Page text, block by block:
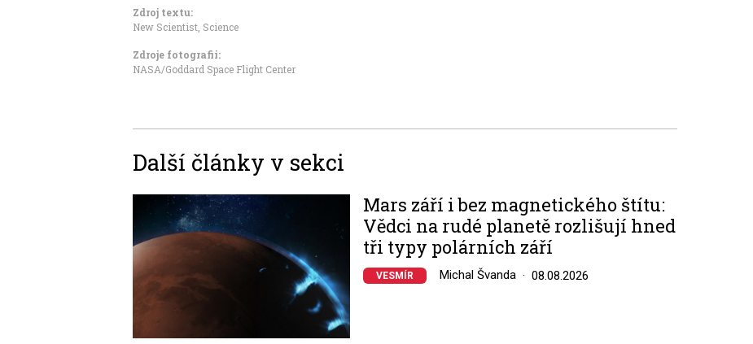
Zdroj textu:
New Scientist, Science
Zdroje fotografii:
NASA/Goddard Space Flight Center
Další články v sekci
Image
Mars září i bez magnetického štítu:
Vědci na rudé planetě rozlišují hned
tři typy polárních září
VESMÍR Michal Švanda 08.08.2026